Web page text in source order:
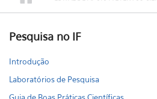
Pesquisa no IF
Introdução
Laboratórios de Pesquisa